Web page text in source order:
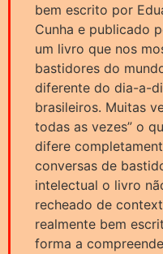
bem escrito por
Cunha e publicado
um livro que nos
bastidores do
diferente do dia-a-
brasileiros. Muitas
todas as vezes” o
difere
conversas de
intelectual o livro
recheado de
realmente bem
forma a